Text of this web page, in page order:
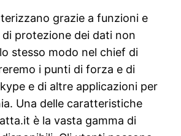
grazie a funzioni e
protezione dei dati non
stesso modo nel chief di
i punti di forza e di
e di altre applicazioni per
Una delle caratteristiche
è la vasta gamma di